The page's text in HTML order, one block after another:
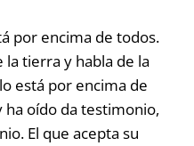
por encima de todos.
la tierra y habla de la
está por encima de
ha oído da testimonio,
El que acepta su